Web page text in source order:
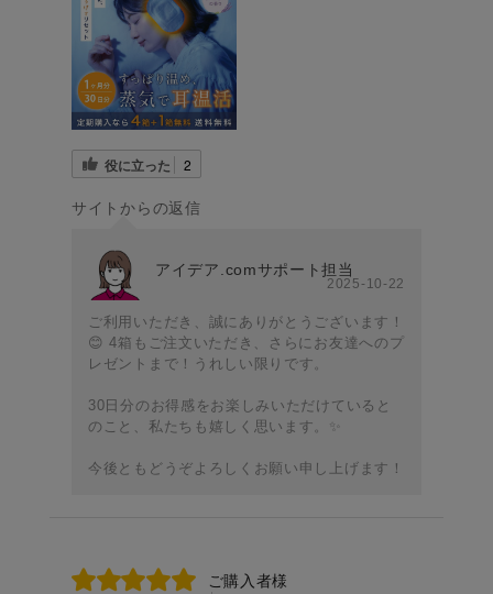
役に立った 2
サイトからの返信
アイデア.comサポート担当
2025-10-22
ご利用いただき、誠にありがとうございます！
😊 4箱もご注文いただき、さらにお友達へのプ
レゼントまで！うれしい限りです。
30日分のお得感をお楽しみいただけていると
のこと、私たちも嬉しく思います。✨
今後ともどうぞよろしくお願い申し上げます！
ご購入者様